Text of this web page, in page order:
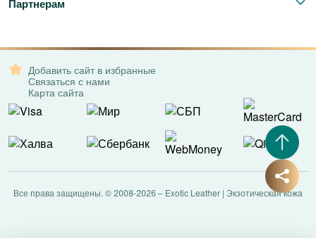
Партнерам
Добавить сайт в избранные
Связаться с нами
Карта сайта
Все права защищены. © 2008-2026 – Exotic Leather | Экзотическая кожа